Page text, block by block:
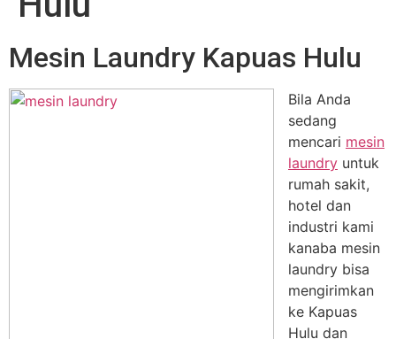
Mesin Laundry Kapuas Hulu
Bila Anda
sedang
mencari mesin
laundry untuk
rumah sakit,
hotel dan
industri kami
kanaba mesin
laundry bisa
mengirimkan
ke Kapuas
Hulu dan